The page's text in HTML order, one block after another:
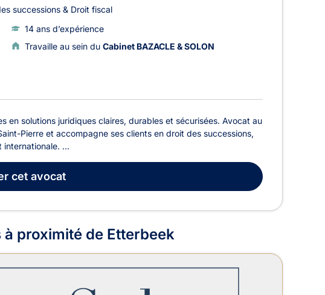
successions & Droit fiscal
14 ans d’expérience
Travaille au sein du Cabinet BAZACLE & SOLON
en solutions juridiques claires, durables et sécurisées. Avocat au
Pierre et accompagne ses clients en droit des successions,
...
cet avocat
proximité de Etterbeek